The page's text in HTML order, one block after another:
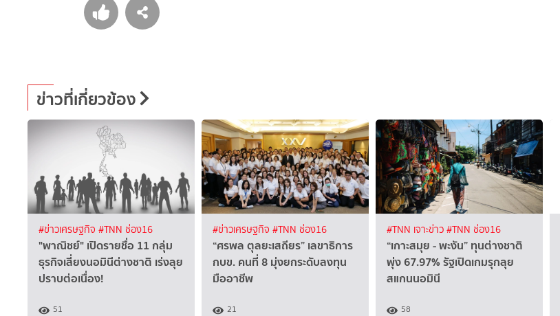
ข่าวที่เกี่ยวข้อง
#ข่าวเศรษฐกิจ #TNN ช่อง16
"พาณิชย์" เปิดรายชื่อ 11 กลุ่ม
ธุรกิจเสี่ยงนอมินีต่างชาติ เร่งลุย
ปราบต่อเนื่อง!
51
#ข่าวเศรษฐกิจ #TNN ช่อง16
“ศรพล ตุลยะเสถียร” เลขาธิการ
กบข. คนที่ 8 มุ่งยกระดับลงทุน
มืออาชีพ
21
#TNN เจาะข่าว#TNN ช่อง16
“เกาะสมุย - พะงัน” ทุนต่างชาติ
พุ่ง 67.97% รัฐเปิดเกมรุกลุย
สแกนนอมินี
58